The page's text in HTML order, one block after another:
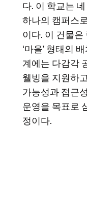
다. 이 학교는
하나의 캠퍼스
이다. 이 건물
‘마을’ 형태의
계에는 다감각
웰빙을 지원하
가능성과 접근
운영을 목표로
정이다.